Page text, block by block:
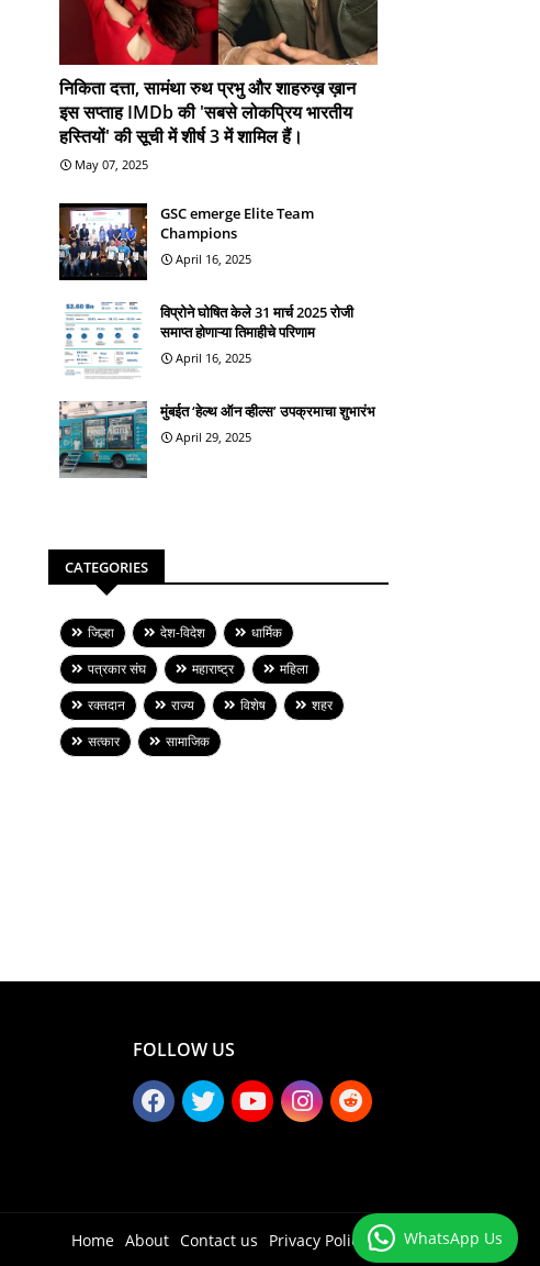
निकिता दत्ता, सामंथा रुथ प्रभु और शाहरुख़ ख़ान
इस सप्ताह IMDb की 'सबसे लोकप्रिय भारतीय
हस्तियों' की सूची में शीर्ष 3 में शामिल हैं।
May 07, 2025
GSC emerge Elite Team
Champions
April 16, 2025
विप्रोने घोषित केले 31 मार्च 2025 रोजी
समाप्त होणाऱ्या तिमाहीचे परिणाम
April 16, 2025
मुंबईत ‘हेल्थ ऑन व्हील्स’ उपक्रमाचा शुभारंभ
April 29, 2025
CATEGORIES
जिल्हा देश-विदेश
धार्मिक
पत्रकार संघ
महाराष्ट्र
महिला
रक्तदान
राज्य विशेष
शहर
सत्कार
सामाजिक
FOLLOW US
Home About Contact us Privacy Policy WhatsApp Us